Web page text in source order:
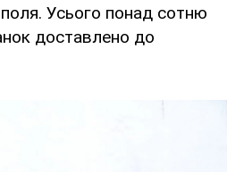
Усього понад сотню
доставлено до